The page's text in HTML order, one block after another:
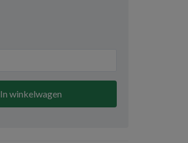
In winkelwagen